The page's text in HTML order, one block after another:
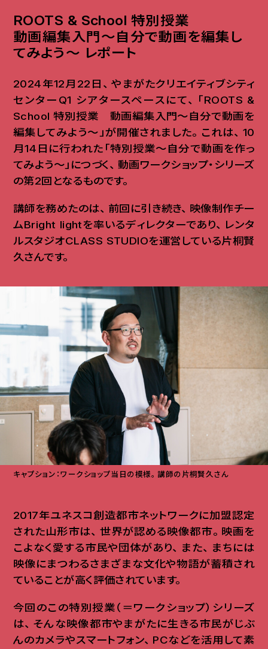
ROOTS & School 特別授業
動画編集入門〜自分で動画を編集し
てみよう〜 レポート
2024年12月22日 、 やまがたクリエイティブシティ
センターQ1 シアタースペースにて、
「ROOTS &
School 特別授業 動画編集入門〜自分で動画を
編集してみよう〜」が開催されました。 これは、 10
月14日に行われた「特別授業〜自分で動画を作っ
てみよう〜」につづく 、 動画ワークショップ・シリーズ
の第2回となるものです。
講師を務めたのは、 前回に引き続き、 映像制作チー
ムBright lightを率いるディレクターであり、 レンタ
ルスタジオCLASS STUDIOを運営している片桐賢
久さんです。
キャプション：ワークショップ当日の模様。 講師の片桐賢久さん
2017年ユネスコ創造都市ネットワークに加盟認定
された山形市は、 世界が認める映像都市。 映画を
こよなく愛する市民や団体があり、 また、 まちには
映像にまつわるさまざまな文化や物語が蓄積され
ていることが高く評価されています。
今回のこの特別授業（＝ワークショップ）シリーズ
は、 そんな映像都市やまがたに生きる市民がじぶ
んのカメラやスマートフォン、 PCなどを活用して素